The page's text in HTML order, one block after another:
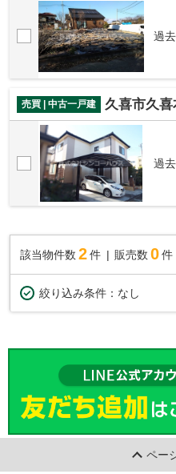
過
売買 | 中古一戸建 久喜市久
過
該当物件数 2件 販売数 0 件
絞り込み条件： なし
ペー